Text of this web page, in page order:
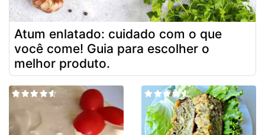
Atum enlatado: cuidado com o que
você come! Guia para escolher o
melhor produto.